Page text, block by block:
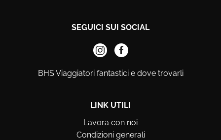
SEGUICI SUI SOCIAL
BHS Viaggiatori fantastici e dove trovarli
LINK UTILI
Lavora con noi
Condizioni generali